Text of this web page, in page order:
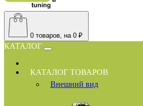
0 товаров, на 0 ₽
КАТАЛОГ
КАТАЛОГ ТОВАРОВ
Внешний вид